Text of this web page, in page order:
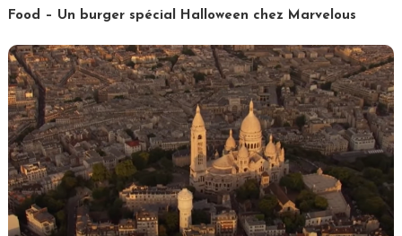
Food – Un burger spécial Halloween chez Marvelous
Tagged
Burger,
Halloween,
Marvel,
Marvelous